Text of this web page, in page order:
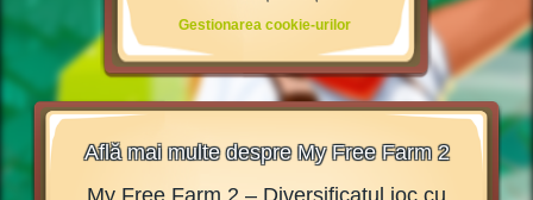
Gestionarea cookie-urilor
Află mai multe despre My Free Farm 2
My Free Farm 2 – Diversificatul joc cu